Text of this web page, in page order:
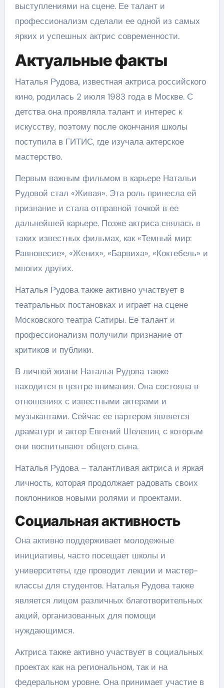
выступлениями на сцене. Ее талант и
профессионализм сделали ее одной из самых
ярких и успешных актрис современности.
Актуальные факты
Наталья Рудова, известная актриса российского
кино, родилась 2 июля 1983 года в Москве. С
детства она проявляла талант и интерес к
искусству, поэтому после окончания школы
поступила в ГИТИС, где изучала актерское
мастерство.
Первым важным фильмом в карьере Натальи
Рудовой стал «Живая». Эта роль принесла ей
признание и стала отправной точкой в ее
дальнейшей карьере. Позже актриса снялась в
таких известных фильмах, как «Темный мир:
Равновесие», «Жених», «Барвиха», «Коктебель» и
многих других.
Наталья Рудова также активно участвует в
театральных постановках и играет на сцене
Московского театра Сатиры. Ее талант и
профессионализм получили признание от
критиков и публики.
В личной жизни Наталья Рудова также
находится в центре внимания. Она состояла в
отношениях с известными актерами и
музыкантами. Сейчас ее партером является
драматург и актер Евгений Шелепин, с которым
они воспитывают общего сына.
Наталья Рудова – талантливая актриса и яркая
личность, которая продолжает радовать своих
поклонников новыми ролями и проектами.
Социальная активность
Она активно поддерживает молодежные
инициативы, часто посещает школы и
университеты, где проводит лекции и мастер-
классы для студентов. Наталья Рудова также
является лицом различных благотворительных
акций, организованных для помощи
нуждающимся.
Актриса также активно участвует в социальных
проектах как на региональном, так и на
федеральном уровне. Она принимает участие в